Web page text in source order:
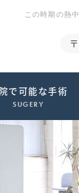
この時期の熱
で可能な手術
SUGERY